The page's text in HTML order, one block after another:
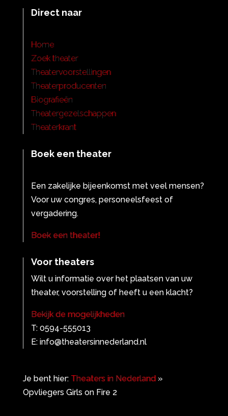
Direct naar
Home
Zoek theater
Theatervoorstellingen
Theaterproducenten
Biografieën
Theatergezelschappen
Theaterkrant
Boek een theater
Een zakelijke bijeenkomst met veel mensen?
Voor uw congres, personeelsfeest of
vergadering.
Boek een theater!
Voor theaters
Wilt u informatie over het plaatsen van uw
theater, voorstelling of heeft u een klacht?
Bekijk de mogelijkheden
T: 0594-555013
E: info@theatersinnederland.nl
Je bent hier: Theaters in Nederland»
Opvliegers Girls on Fire 2